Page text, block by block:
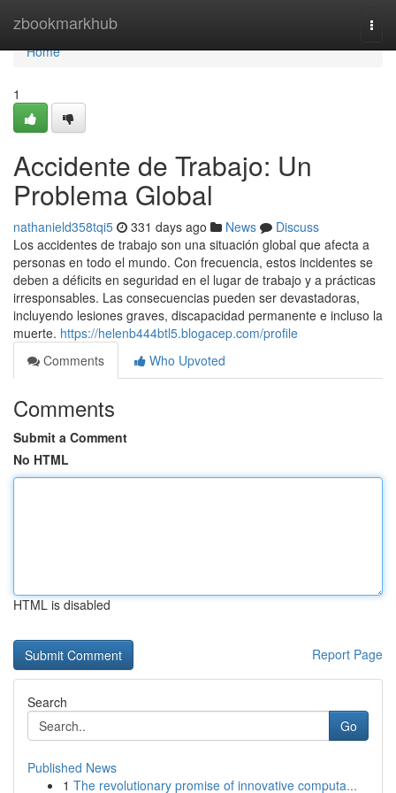
zbookmarkhub
Home
Home
1
Accidente de Trabajo: Un
Problema Global
nathanield358tqi5 331 days ago News
Discuss
Los accidentes de trabajo son una situación global que afecta a
personas en todo el mundo. Con frecuencia, estos incidentes se
deben a déficits en seguridad en el lugar de trabajo y a prácticas
irresponsables. Las consecuencias pueden ser devastadoras,
incluyendo lesiones graves, discapacidad permanente e incluso la
muerte. https://helenb444btl5.blogacep.com/profile
Comments
Who Upvoted
Comments
Submit a Comment
No HTML
HTML is disabled
Report Page
Search
Go
Published News
1 The revolutionary promise of innovative computa...